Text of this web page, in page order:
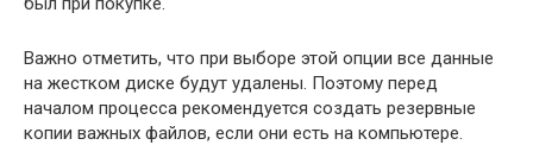
Важно отметить, что при выборе этой опции все данные
на жестком диске будут удалены. Поэтому перед
началом процесса рекомендуется создать резервные
копии важных файлов, если они есть на компьютере.